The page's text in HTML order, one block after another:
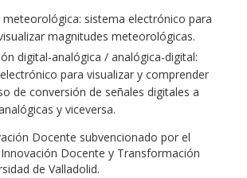
meteorológica: sistema electrónico para
magnitudes meteorológicas.
digital-analógica / analógica-digital:
para visualizar y comprender
de conversión de señales digitales a
y viceversa.
Docente subvencionado por el
Docente y Transformación
de Valladolid.